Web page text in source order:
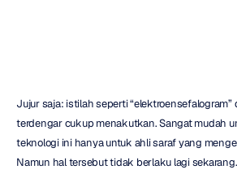
Jujur saja: istilah seperti “elektroensefalogram”
terdengar cukup menakutkan. Sangat mudah
teknologi ini hanya untuk ahli saraf yang
Namun hal tersebut tidak berlaku lagi sekarang.